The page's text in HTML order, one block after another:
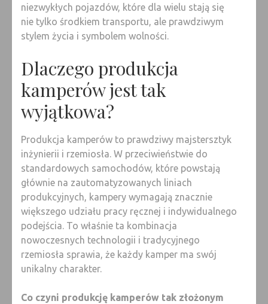
niezwykłych pojazdów, które dla wielu stają się
nie tylko środkiem transportu, ale prawdziwym
stylem życia i symbolem wolności.
Dlaczego produkcja
kamperów jest tak
wyjątkowa?
Produkcja kamperów to prawdziwy majstersztyk
inżynierii i rzemiosła. W przeciwieństwie do
standardowych samochodów, które powstają
głównie na zautomatyzowanych liniach
produkcyjnych, kampery wymagają znacznie
większego udziału pracy ręcznej i indywidualnego
podejścia. To właśnie ta kombinacja
nowoczesnych technologii i tradycyjnego
rzemiosła sprawia, że każdy kamper ma swój
unikalny charakter.
Co czyni produkcję kamperów tak złożonym